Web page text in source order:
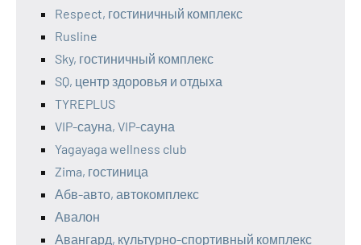
Respect, гостиничный комплекс
Rusline
Sky, гостиничный комплекс
SQ, центр здоровья и отдыха
TYREPLUS
VIP-сауна, VIP-сауна
Yagayaga wellness club
Zima, гостиница
Абв-авто, автокомплекс
Авалон
Авангард, культурно-спортивный комплекс